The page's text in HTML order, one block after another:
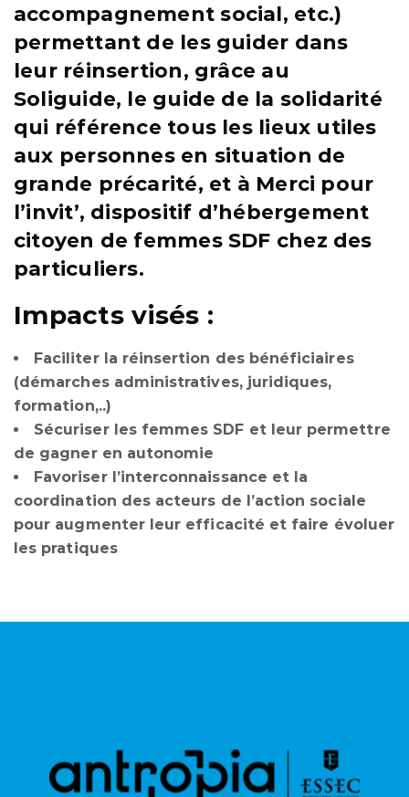
accompagnement social, etc.)
permettant de les guider dans
leur réinsertion, grâce au
Soliguide, le guide de la solidarité
qui référence tous les lieux utiles
aux personnes en situation de
grande précarité, et à Merci pour
l’invit’, dispositif d’hébergement
citoyen de femmes SDF chez des
particuliers.
Impacts visés :
Faciliter la réinsertion des bénéficiaires
(démarches administratives, juridiques,
formation,..)
Sécuriser les femmes SDF et leur permettre
de gagner en autonomie
Favoriser l’interconnaissance et la
coordination des acteurs de l’action sociale
pour augmenter leur efficacité et faire évoluer
les pratiques